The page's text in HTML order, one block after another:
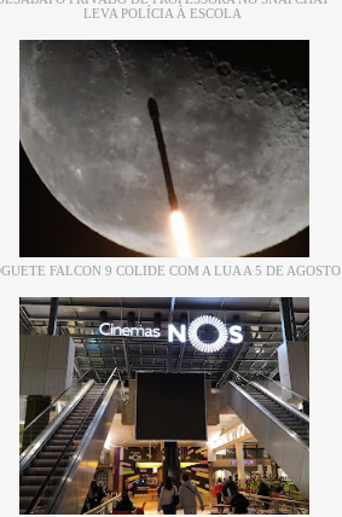
LEVA POLÍCIA À ESCOLA
FALCON 9 COLIDE COM A LUA A 5 DE AGOSTO